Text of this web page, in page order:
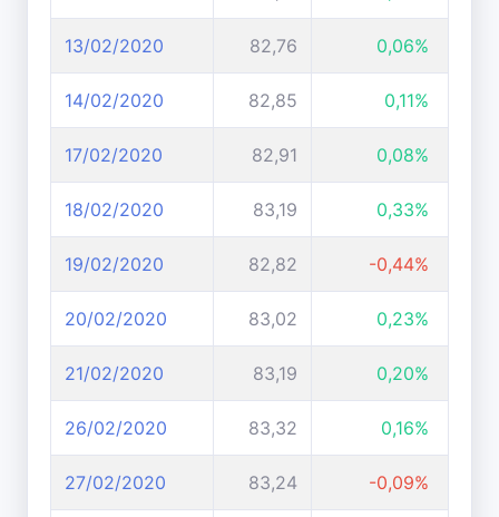
13/02/2020 82,76 0,06%
14/02/2020 82,85 0,11%
17/02/2020 82,91 0,08%
18/02/2020 83,19 0,33%
19/02/2020 82,82 -0,44%
20/02/2020 83,02 0,23%
21/02/2020 83,19 0,20%
26/02/2020 83,32 0,16%
27/02/2020 83,24 -0,09%